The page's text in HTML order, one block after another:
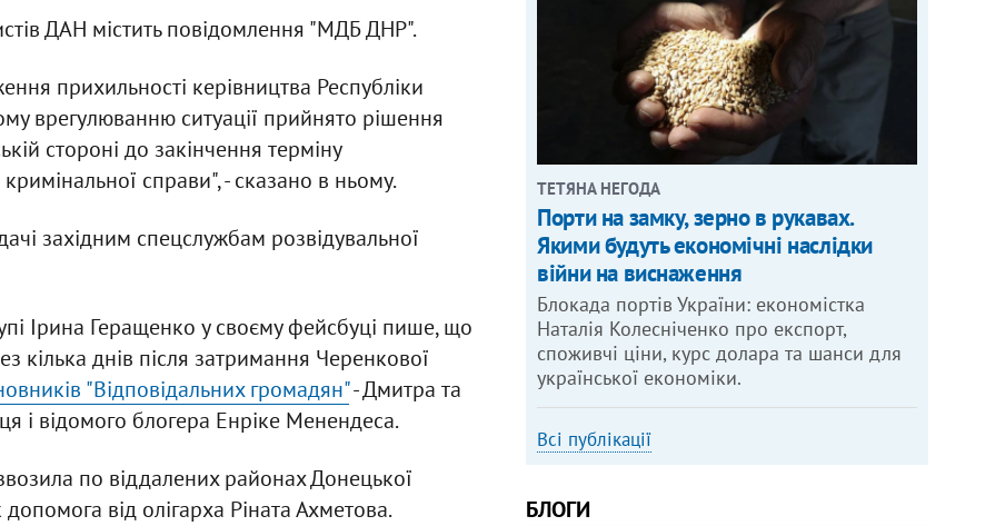
ДАН містить повідомлення "МДБ ДНР".
прихильності керівництва Республіки
врегулюванню ситуації прийнято рішення
стороні до закінчення терміну
справи", - сказано в ньому.
західним спецслужбам розвідувальної
Ірина Геращенко у своєму фейсбуці пише, що
кілька днів після затримання Черенкової
"Відповідальних громадян"- Дмитра та
і відомого блогера Енріке Менендеса.
по віддалених районах Донецької
допомога від олігарха Ріната Ахметова.
ТЕТЯНА НЕГОДА
Порти на замку, зерно в рукавах.
Якими будуть економічні наслідки
війни на виснаження
Блокада портів України: економістка
Наталія Колесніченко про експорт,
споживчі ціни, курс долара та шанси для
української економіки.
Всі публікації
БЛОГИ